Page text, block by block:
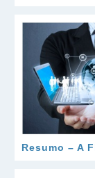
Resumo – A